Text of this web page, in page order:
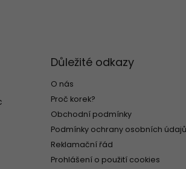
Důležité odkazy
O nás
Proč korek?
Obchodní podmínky
Podmínky ochrany osobních údajů
Reklamační řád
Prohlášení o použití cookies